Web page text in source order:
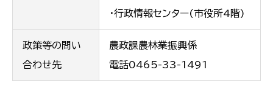
・行政情報センター(市役所4階)
政策等の問い
合わせ先
農政課農林業振興係
電話0465-33-1491